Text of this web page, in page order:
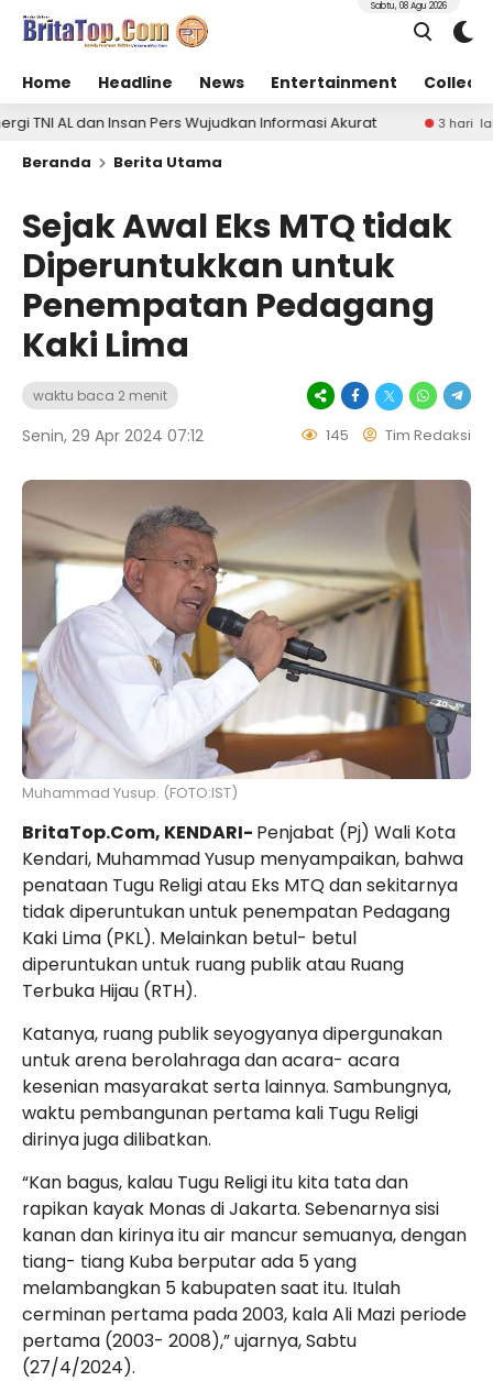
Home Headline News Entertainment
Sabtu, 08 Agu 2026
Insan Pers Wujudkan Informasi Akurat 3 hari lalu
Beranda
Berita Utama
Sejak Awal Eks MTQ tidak
Diperuntukkan untuk
Penempatan Pedagang
Kaki Lima
waktu baca 2 menit
Senin, 29 Apr 2024 07:12 145 Tim Redaksi
Muhammad Yusup. (FOTO:IST)
BritaTop.Com, KENDARI- Penjabat (Pj) Wali Kota
Kendari, Muhammad Yusup menyampaikan, bahwa
penataan Tugu Religi atau Eks MTQ dan sekitarnya
tidak diperuntukan untuk penempatan Pedagang
Kaki Lima (PKL). Melainkan betul- betul
diperuntukan untuk ruang publik atau Ruang
Terbuka Hijau (RTH).
Katanya, ruang publik seyogyanya dipergunakan
untuk arena berolahraga dan acara- acara
kesenian masyarakat serta lainnya. Sambungnya,
waktu pembangunan pertama kali Tugu Religi
dirinya juga dilibatkan.
“Kan bagus, kalau Tugu Religi itu kita tata dan
rapikan kayak Monas di Jakarta. Sebenarnya sisi
kanan dan kirinya itu air mancur semuanya, dengan
tiang- tiang Kuba berputar ada 5 yang
melambangkan 5 kabupaten saat itu. Itulah
cerminan pertama pada 2003, kala Ali Mazi periode
pertama (2003- 2008),” ujarnya, Sabtu
(27/4/2024).